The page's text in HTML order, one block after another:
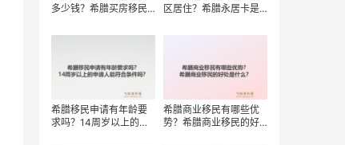
多少钱？希腊买房移民
区居住？希腊永居卡是
希腊移民申请有年龄要
求吗？14周岁以上的申
希腊商业移民有哪些优
势？希腊商业移民的好